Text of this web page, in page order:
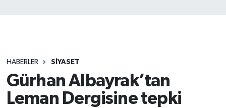
HABERLER SİYASET
Gürhan Albayrak’tan
Leman Dergisine tepki
SPOR
YAŞAM
Son Dakika Haberleri
Haber Arşivi